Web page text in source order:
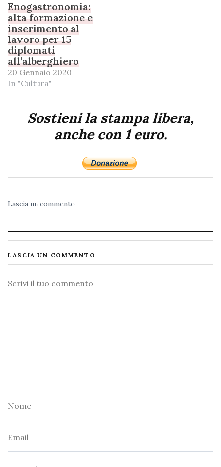
Enogastronomia:
alta formazione e
inserimento al
lavoro per 15
diplomati
all’alberghiero
20 Gennaio 2020
In "Cultura"
Sostieni la stampa libera,
anche con 1 euro.
Lascia un commento
LASCIA UN COMMENTO
Commento